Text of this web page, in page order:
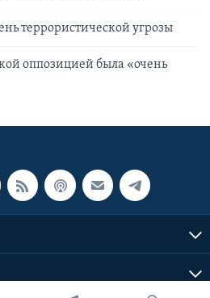
террористической угрозы
оппозицией была «очень